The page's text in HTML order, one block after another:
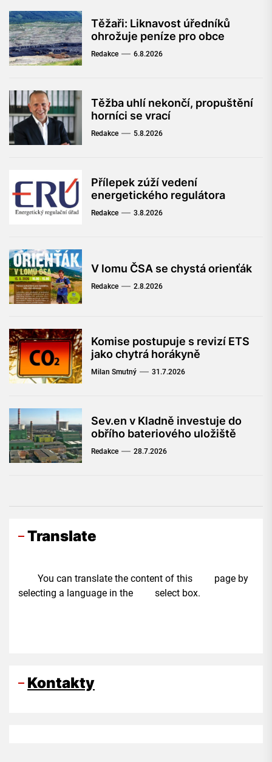
Těžaři: Liknavost úředníků
ohrožuje peníze pro obce
Redakce 6.8.2026
Těžba uhlí nekončí, propuštění
horníci se vrací
Redakce 5.8.2026
Přílepek zúží vedení
energetického regulátora
Redakce 3.8.2026
V lomu ČSA se chystá orienťák
Redakce 2.8.2026
Komise postupuje s revizí ETS
jako chytrá horákyně
Milan Smutný 31.7.2026
Sev.en v Kladně investuje do
obřího bateriového uložiště
Redakce 28.7.2026
Translate
You can translate the content of this page by
selecting a language in the select box.
Kontakty